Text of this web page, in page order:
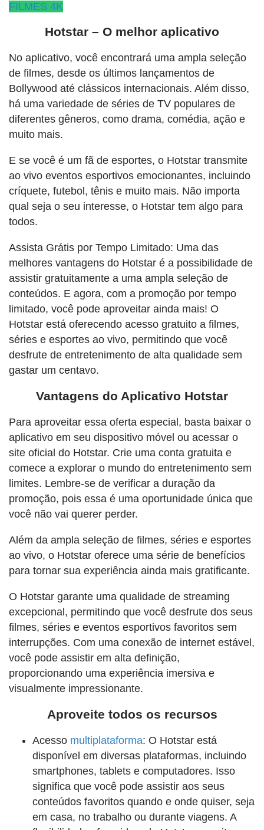
FILMES 4K
Hotstar – O melhor aplicativo
No aplicativo, você encontrará uma ampla seleção
de filmes, desde os últimos lançamentos de
Bollywood até clássicos internacionais. Além disso,
há uma variedade de séries de TV populares de
diferentes gêneros, como drama, comédia, ação e
muito mais.
E se você é um fã de esportes, o Hotstar transmite
ao vivo eventos esportivos emocionantes, incluindo
críquete, futebol, tênis e muito mais. Não importa
qual seja o seu interesse, o Hotstar tem algo para
todos.
Assista Grátis por Tempo Limitado: Uma das
melhores vantagens do Hotstar é a possibilidade de
assistir gratuitamente a uma ampla seleção de
conteúdos. E agora, com a promoção por tempo
limitado, você pode aproveitar ainda mais! O
Hotstar está oferecendo acesso gratuito a filmes,
séries e esportes ao vivo, permitindo que você
desfrute de entretenimento de alta qualidade sem
gastar um centavo.
Vantagens do Aplicativo Hotstar
Para aproveitar essa oferta especial, basta baixar o
aplicativo em seu dispositivo móvel ou acessar o
site oficial do Hotstar. Crie uma conta gratuita e
comece a explorar o mundo do entretenimento sem
limites. Lembre-se de verificar a duração da
promoção, pois essa é uma oportunidade única que
você não vai querer perder.
Além da ampla seleção de filmes, séries e esportes
ao vivo, o Hotstar oferece uma série de benefícios
para tornar sua experiência ainda mais gratificante.
O Hotstar garante uma qualidade de streaming
excepcional, permitindo que você desfrute dos seus
filmes, séries e eventos esportivos favoritos sem
interrupções. Com uma conexão de internet estável,
você pode assistir em alta definição,
proporcionando uma experiência imersiva e
visualmente impressionante.
Aproveite todos os recursos
Acesso multiplataforma: O Hotstar está
disponível em diversas plataformas, incluindo
smartphones, tablets e computadores. Isso
significa que você pode assistir aos seus
conteúdos favoritos quando e onde quiser, seja
em casa, no trabalho ou durante viagens. A